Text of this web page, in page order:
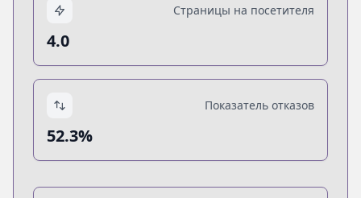
Страницы на посетителя
4.0
Показатель отказов
52.3%